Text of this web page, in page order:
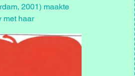
2001) maakte
met haar